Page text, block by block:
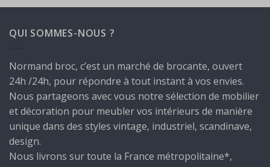
550,00€.440,00€.
QUI SOMMES-NOUS ?
Normand broc, c’est un marché de brocante, ouvert
24h /24h, pour répondre à tout instant à vos envies.
Nous partageons avec vous notre sélection de mobilier
et décoration pour meubler vos intérieurs de manière
unique dans des styles vintage, industriel, scandinave,
design.
Nous livrons sur toute la France métropolitaine*,